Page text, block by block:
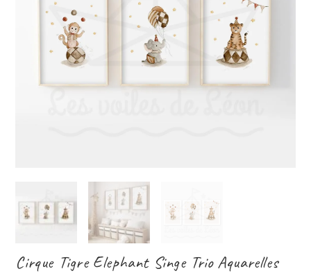
Cirque Tigre Elephant Singe Trio Aquarelles